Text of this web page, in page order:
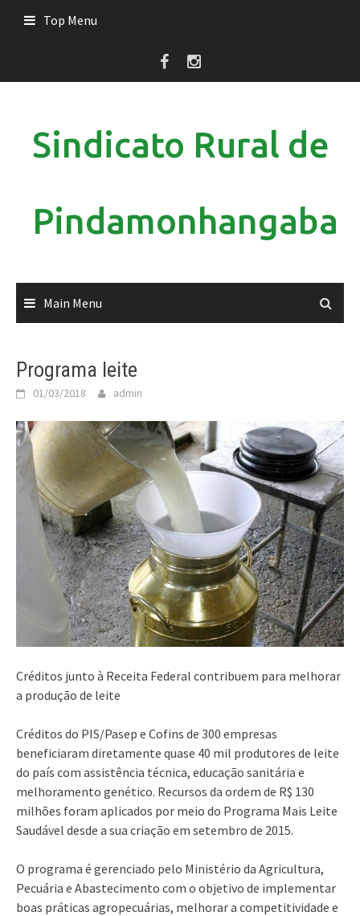
Top Menu
Sindicato Rural de
Pindamonhangaba
Main Menu
Programa leite
01/03/2018 admin
Créditos junto à Receita Federal contribuem para melhorar
a produção de leite
Créditos do PIS/Pasep e Cofins de 300 empresas
beneficiaram diretamente quase 40 mil produtores de leite
do país com assistência técnica, educação sanitária e
melhoramento genético. Recursos da ordem de R$ 130
milhões foram aplicados por meio do Programa Mais Leite
Saudável desde a sua criação em setembro de 2015.
O programa é gerenciado pelo Ministério da Agricultura,
Pecuária e Abastecimento com o objetivo de implementar
boas práticas agropecuárias, melhorar a competitividade e